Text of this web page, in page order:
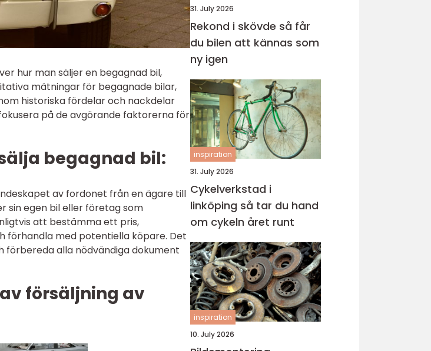
hur man säljer en begagnad bil,
mätningar för begagnade bilar,
historiska fördelar och nackdelar
på de avgörande faktorerna för
begagnad bil:
av fordonet från en ägare till
sin egen bil eller företag som
att bestämma ett pris,
förhandla med potentiella köpare. Det
alla nödvändiga dokument
försäljning av
31. July 2026
Rekond i skövde så får
du bilen att kännas som
ny igen
inspiration
31. July 2026
Cykelverkstad i
linköping så tar du hand
om cykeln året runt
inspiration
10. July 2026